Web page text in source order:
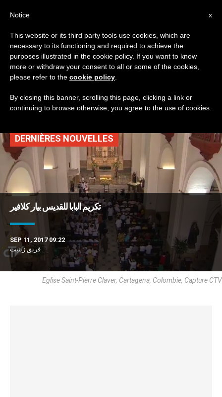
TAG
Posts Tagged ‘القديس
بيار كلافير’
DERNIÈRES NOUVELLES
تكريم البابا للقديس بيار كلافير
SEP 11, 2017 09:22
فريق زينيت
Eglise Saint-Pierre Claver, Cartagena, Colombie, Capture CTV
x
Notice
This website or its third party tools use cookies, which are
necessary to its functioning and required to achieve the
purposes illustrated in the cookie policy. If you want to know
more or withdraw your consent to all or some of the cookies,
please refer to the cookie policy
By closing this banner, scrolling this page, clicking a link or
continuing to browse otherwise, you agree to the use of cookies.